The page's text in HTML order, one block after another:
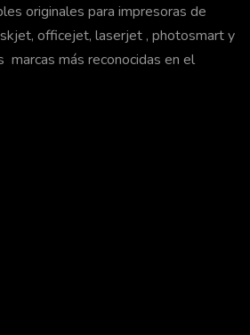
originales para impresoras de
officejet, laserjet , photosmart y
marcas más reconocidas en el